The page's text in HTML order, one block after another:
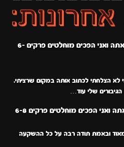
אתה ואני הפכים מוחלטים פרקים 6-
לא הצלחתי לכתוב אותה במקום שרציתי.
שלי עוד…
ואני הפכים מוחלטים פרקים 6-8
ובאמת תודה רבה על כל ההשקעה